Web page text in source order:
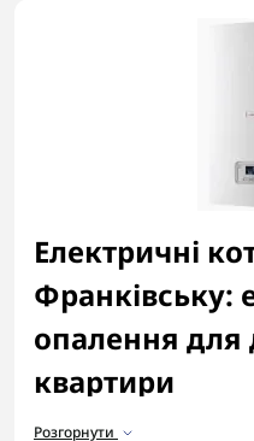
Електричні
Франківську:
опалення для
квартири
Коли хочеться тепла
Розгорнути